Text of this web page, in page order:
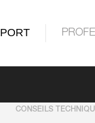
CONSEILS